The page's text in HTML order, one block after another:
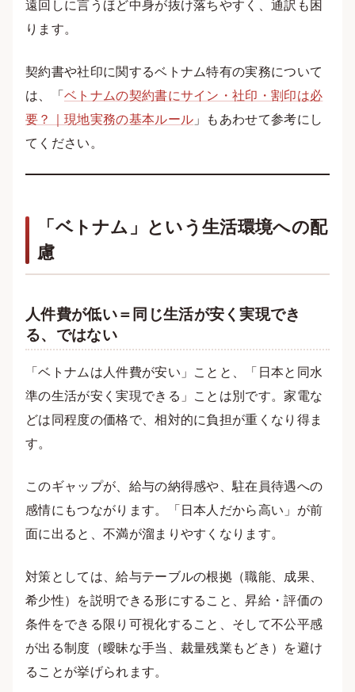
遠回しに言うほど中身が抜け落ちやすく、通訳も困
ります。
契約書や社印に関するベトナム特有の実務について
は、「ベトナムの契約書にサイン・社印・割印は必
要？｜現地実務の基本ルール 」もあわせて参考にし
てください。
「ベトナム」という生活環境への配
慮
人件費が低い＝同じ生活が安く実現でき
る、ではない
「ベトナムは人件費が安い」ことと、「日本と同水
準の生活が安く実現できる」ことは別です。家電な
どは同程度の価格で、相対的に負担が重くなり得ま
す。
このギャップが、給与の納得感や、駐在員待遇への
感情にもつながります。「日本人だから高い」が前
面に出ると、不満が溜まりやすくなります。
対策としては、給与テーブルの根拠（職能、成果、
希少性）を説明できる形にすること、昇給・評価の
条件をできる限り可視化すること、そして不公平感
が出る制度（曖昧な手当、裁量残業もどき）を避け
ることが挙げられます。